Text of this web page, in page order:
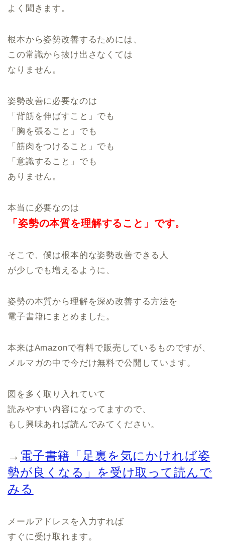
よく聞きます。
根本から姿勢改善するためには、
この常識から抜け出さなくては
なりません。
姿勢改善に必要なのは
「背筋を伸ばすこと」でも
「胸を張ること」でも
「筋肉をつけること」でも
「意識すること」でも
ありません。
本当に必要なのは
「姿勢の本質を理解すること」です。
そこで、僕は根本的な姿勢改善できる人
が少しでも増えるように、
姿勢の本質から理解を深め改善する方法を
電子書籍にまとめました。
本来はAmazonで有料で販売しているものですが、
メルマガの中で今だけ無料で公開しています。
図を多く取り入れていて
読みやすい内容になってますので、
もし興味あれば読んでみてください。
→ 電子書籍「足裏を気にかければ姿
勢が良くなる」を受け取って読んで
みる
メールアドレスを入力すれば
すぐに受け取れます。